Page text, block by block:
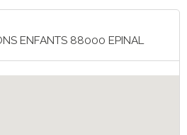
ENFANTS 88000 EPINAL